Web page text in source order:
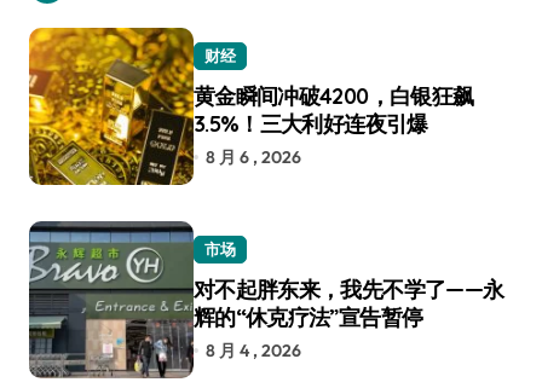
财经
黄金瞬间冲破4200，白银狂飙
3.5%！三大利好连夜引爆
8 月 6 , 2026
市场
对不起胖东来，我先不学了——永
辉的“休克疗法”宣告暂停
8 月 4 , 2026